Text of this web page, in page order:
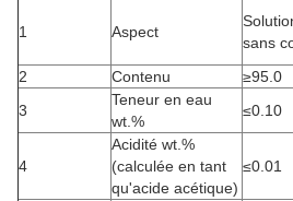
1 Aspect
sans
2
Contenu ≥95.0
3
Teneur en eau
wt.%
≤0.10
4
Acidité wt.%
(calculée en tant
qu'acide acétique)
≤0.01